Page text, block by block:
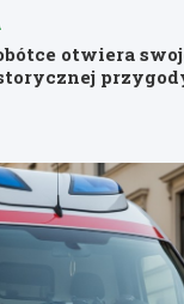
otwiera